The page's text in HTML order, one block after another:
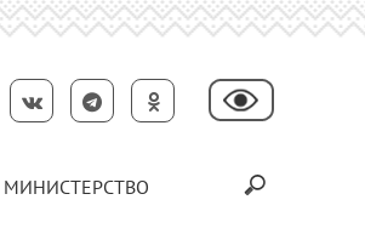
МИНИСТЕРСТВО